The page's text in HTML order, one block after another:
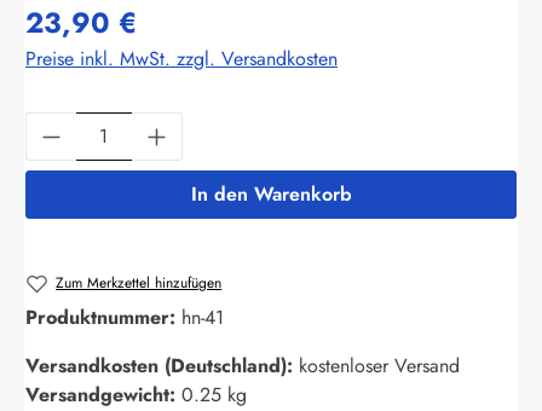
23,90 €
Preise inkl. MwSt. zzgl. Versandkosten
Produkt Anzahl: Gib den gewünschten
In den Warenkorb
Zum Merkzettel hinzufügen
Produktnummer: hn-41
Versandkosten (Deutschland): kostenloser Versand
Versandgewicht: 0.25 kg